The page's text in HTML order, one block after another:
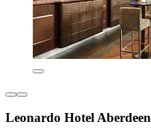
Leonardo Hotel Aberdeen